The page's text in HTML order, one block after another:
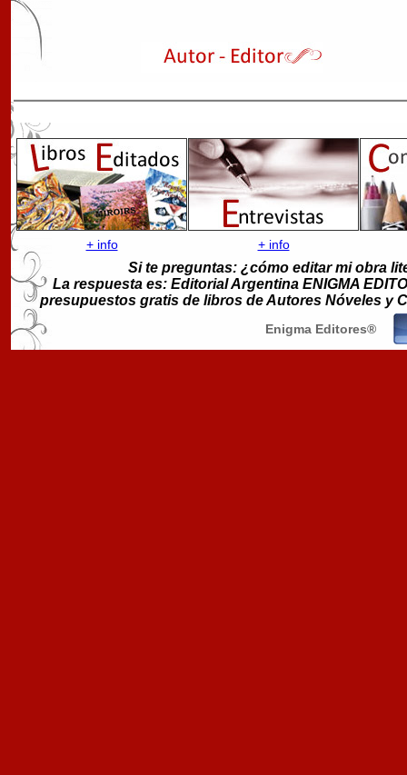
+ info + info
Si te preguntas: ¿cómo editar mi obra
La respuesta es: Editorial Argentina ENIGMA
presupuestos gratis de libros de Autores Nóveles y
Enigma Editores®